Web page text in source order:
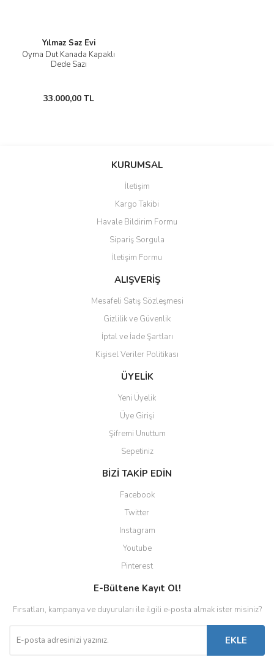
Yılmaz Saz Evi
Oyma Dut Kanada Kapaklı
Dede Sazı
33.000,00 TL
KURUMSAL
İletişim
Kargo Takibi
Havale Bildirim Formu
Sipariş Sorgula
İletişim Formu
ALIŞVERİŞ
Mesafeli Satış Sözleşmesi
Gizlilik ve Güvenlik
İptal ve İade Şartları
Kişisel Veriler Politikası
ÜYELİK
Yeni Üyelik
Üye Girişi
Şifremi Unuttum
Sepetiniz
BİZİ TAKİP EDİN
Facebook
Twitter
Instagram
Youtube
Pinterest
E-Bültene Kayıt Ol!
Fırsatları, kampanya ve duyuruları ile ilgili e-posta almak ister misiniz?
EKLE